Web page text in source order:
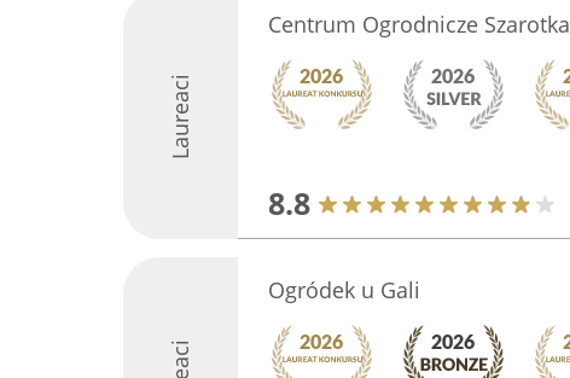
Laureaci
Centrum Ogrodnicze Szarotka
8.8
Ogródek u Gali